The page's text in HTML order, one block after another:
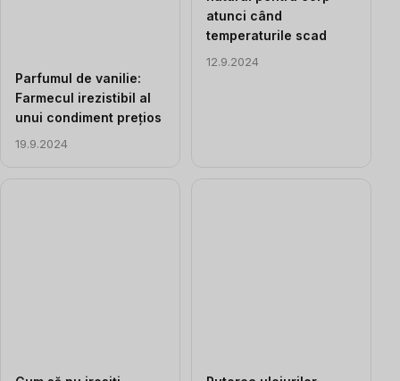
Parfumul de vanilie:
Farmecul irezistibil al
unui condiment prețios
19.9.2024
atunci când
temperaturile scad
12.9.2024